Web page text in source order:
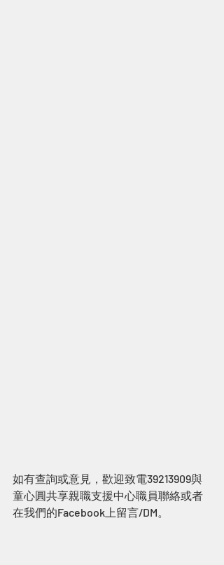
如有查詢或意見，歡迎致電39213909與
童心圓共享親職支援中心職員聯絡或者
在我們的Facebook上留言/DM。